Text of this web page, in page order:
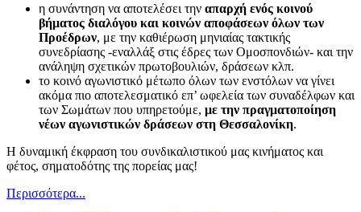
η συνάντηση να αποτελέσει την απαρχή ενός κοινού
βήματος διαλόγου και κοινών αποφάσεων όλων των
Προέδρων, με την καθιέρωση μηνιαίας τακτικής
συνεδρίασης -εναλλάξ στις έδρες των Ομοσπονδιών- και την
ανάληψη σχετικών πρωτοβουλιών, δράσεων κλπ.
το κοινό αγωνιστικό μέτωπο όλων των ενστόλων να γίνει
ακόμα πιο αποτελεσματικό επ’ ωφελεία των συναδέλφων και
των Σωμάτων που υπηρετούμε, με την πραγματοποίηση
νέων αγωνιστικών δράσεων στη Θεσσαλονίκη.
Η δυναμική έκφραση του συνδικαλιστικού μας κινήματος και
φέτος, σηματοδότης της πορείας μας!
Περισσότερα...